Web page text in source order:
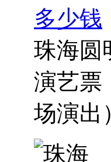
多少钱
珠海圆
演艺票
场演出